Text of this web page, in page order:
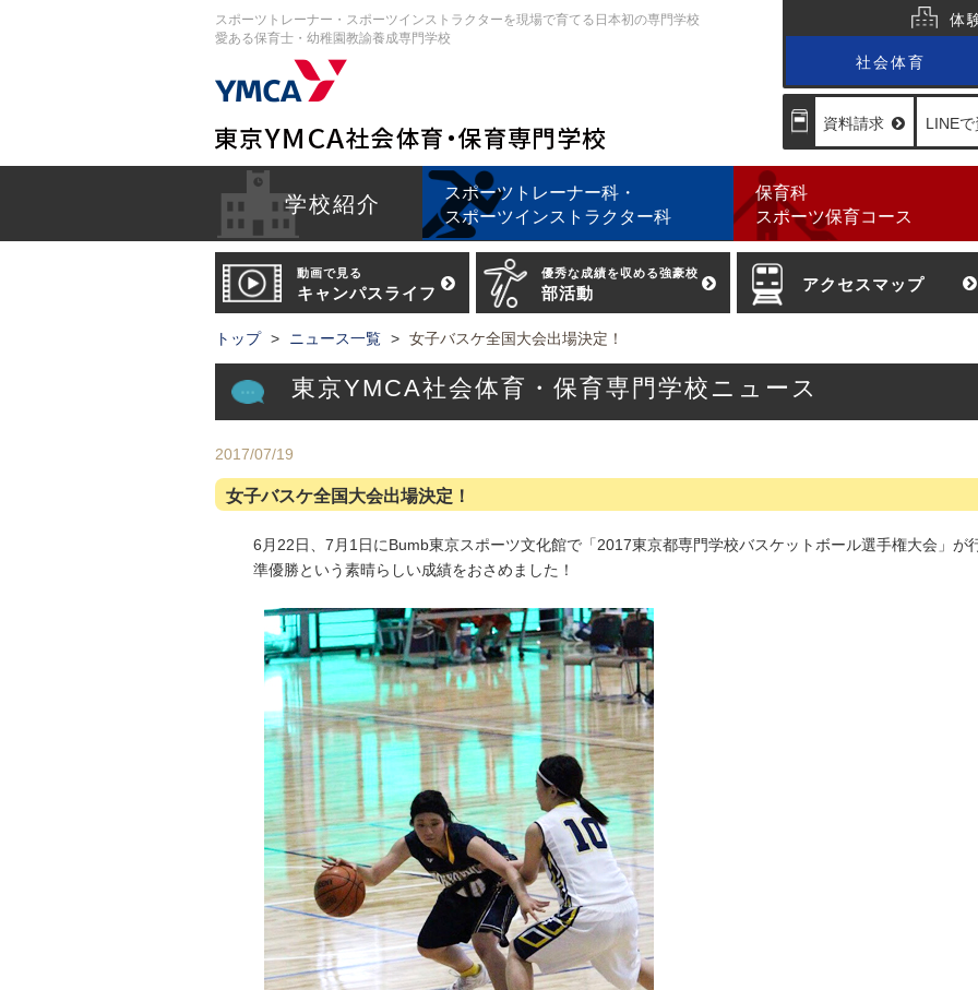
スポーツトレーナー・スポーツインストラクターを現場で育てる日本初の専門学校
愛ある保育士・幼稚園教諭養成専門学校
体
社会体育
資料請求 LINEで
学校紹介
スポーツトレーナー科・
スポーツインストラクター科
保育科
スポーツ保育コース
動画で見る
キャンパスライフ
優秀な成績を収める強豪校
部活動 アクセスマップ
トップ ニュース一覧 女子バスケ全国大会出場決定！
東京YMCA社会体育・保育専門学校ニュース
2017/07/19
女子バスケ全国大会出場決定！
6月22日、7月1日にBumb東京スポーツ文化館で「2017東京都専門学校バスケットボール選手権大会」が
準優勝という素晴らしい成績をおさめました！